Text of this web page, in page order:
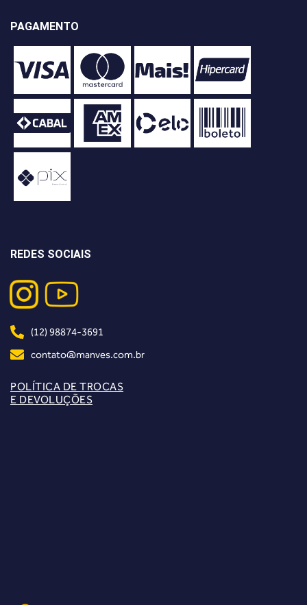
PAGAMENTO
REDES SOCIAIS
(12) 98874-3691
contato@manves.com.br
POLÍTICA DE TROCAS
E DEVOLUÇÕES